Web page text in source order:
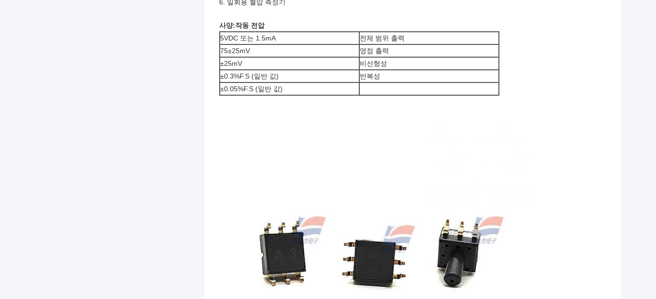
6. 일회용 혈압 측정기
사양:작동 전압
5VDC 또는 1.5mA
전체 범위 출력
75±25mV
영점 출력
±25mV
비선형성
±0.3%F.S (일반 값)
반복성
±0.05%F.S (일반 값)